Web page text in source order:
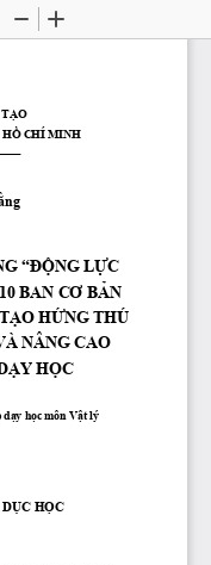
Zoom
TẠO
HỒ CHÍ MINH
ng
“ĐỘNG LỰC
BAN CƠ BẢN
ẠO HỨNG THÚ
NÂNG CAO
ẠY HỌC
dạy học môn Vật lý
DỤC HỌC